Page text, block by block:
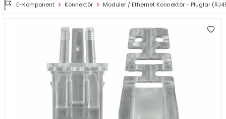
E-Komponent Konnektör Modüler / Ethernet Konnektör - Pluglar